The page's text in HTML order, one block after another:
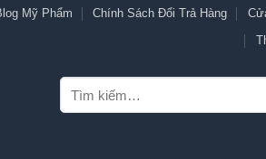
Mỹ Phẩm Chính Sách Đổi Trả Hàng
Tìm
kiếm: